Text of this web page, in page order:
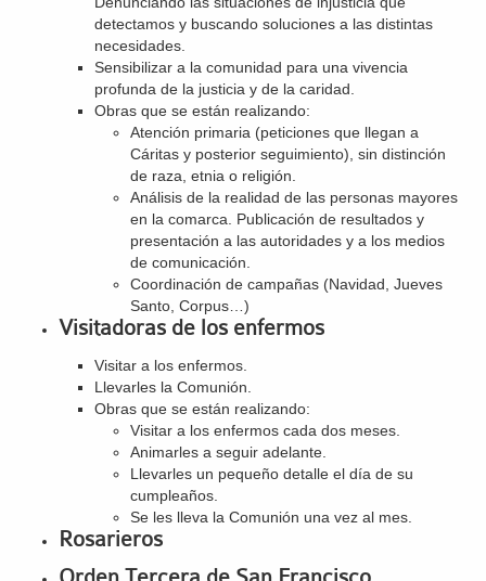
detectamos y buscando soluciones a las distintas
necesidades.
Sensibilizar a la comunidad para una vivencia
profunda de la justicia y de la caridad.
Obras que se están realizando:
Atención primaria (peticiones que llegan a
Cáritas y posterior seguimiento), sin distinción
de raza, etnia o religión.
Análisis de la realidad de las personas mayores
en la comarca. Publicación de resultados y
presentación a las autoridades y a los medios
de comunicación.
Coordinación de campañas (Navidad, Jueves
Santo, Corpus…)
Visitadoras de los enfermos
Visitar a los enfermos.
Llevarles la Comunión.
Obras que se están realizando:
Visitar a los enfermos cada dos meses.
Animarles a seguir adelante.
Llevarles un pequeño detalle el día de su
cumpleaños.
Se les lleva la Comunión una vez al mes.
Rosarieros